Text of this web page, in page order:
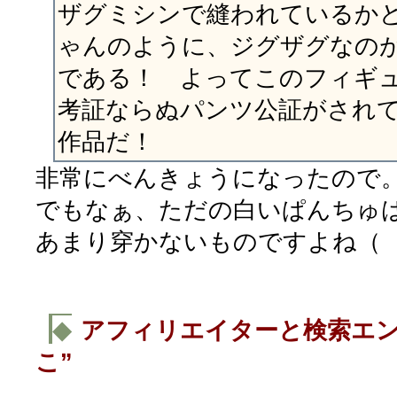
ザグミシンで縫われているか
ゃんのように、ジグザグなの
である！ よってこのフィギ
考証ならぬパンツ公証がされ
作品だ！
非常にべんきょうになったので
でもなぁ、ただの白いぱんちゅ
あまり穿かないものですよね（
◆ アフィリエイターと検索エ
こ”